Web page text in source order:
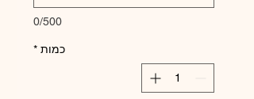
0/500
כמות *